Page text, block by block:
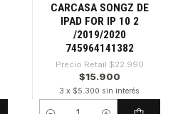
CARCASA SONGZ DE
IPAD FOR IP 10 2
/2019/2020
745964141382
Precio Retail $22.990
$15.900
3 x $5.300 sin interés